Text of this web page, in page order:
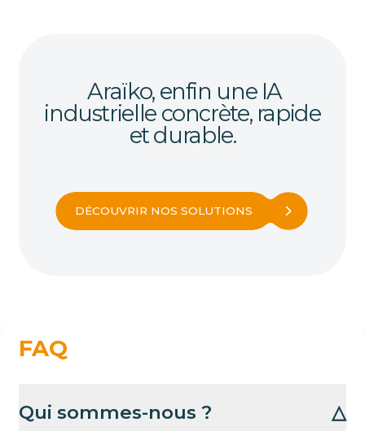
Araïko, enfin une IA
industrielle concrète, rapide
et durable.
DÉCOUVRIR NOS SOLUTIONS
FAQ
Qui sommes-nous ? △